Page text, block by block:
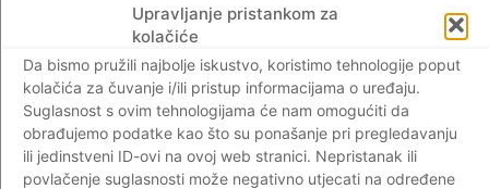
Upravljanje pristankom za
kolačiće
Da bismo pružili najbolje iskustvo, koristimo tehnologije poput
kolačića za čuvanje i/ili pristup informacijama o uređaju.
Suglasnost s ovim tehnologijama će nam omogućiti da
obrađujemo podatke kao što su ponašanje pri pregledavanju
ili jedinstveni ID-ovi na ovoj web stranici. Nepristanak ili
povlačenje suglasnosti može negativno utjecati na određene
NIJE ISTRA IDS-OVA DOTA
(MIRAZ)!Građani Pule konačno brane svoj
grad od IDS-ove samovolje… javno dobro je
naše, ne damo ga!
Braniteljski portal 07.01.2019